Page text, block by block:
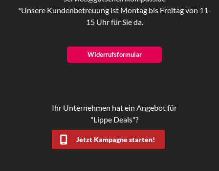
*Unsere Kundenbetreuung ist Montag bis Freitag von 11-
15 Uhr für Sie da.
Widerrufsformular
Ihr Unternehmen hat ein Angebot für
"Lippe Deals"?
Jetzt Kampagne starten!